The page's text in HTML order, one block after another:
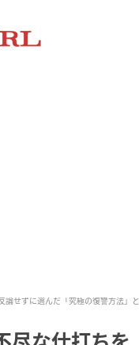
論せずに選んだ「究極の復讐方法」と